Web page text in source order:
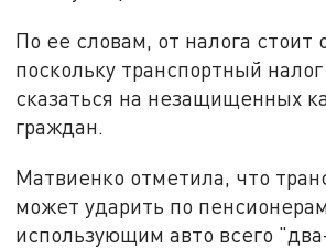
По ее словам, от налога стоит
поскольку транспортный
сказаться на незащищенных
граждан.
Матвиенко отметила, что
может ударить по
использующим авто всего